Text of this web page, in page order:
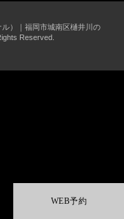
WEB予約
）｜福岡市城南区樋井川の
Reserved.